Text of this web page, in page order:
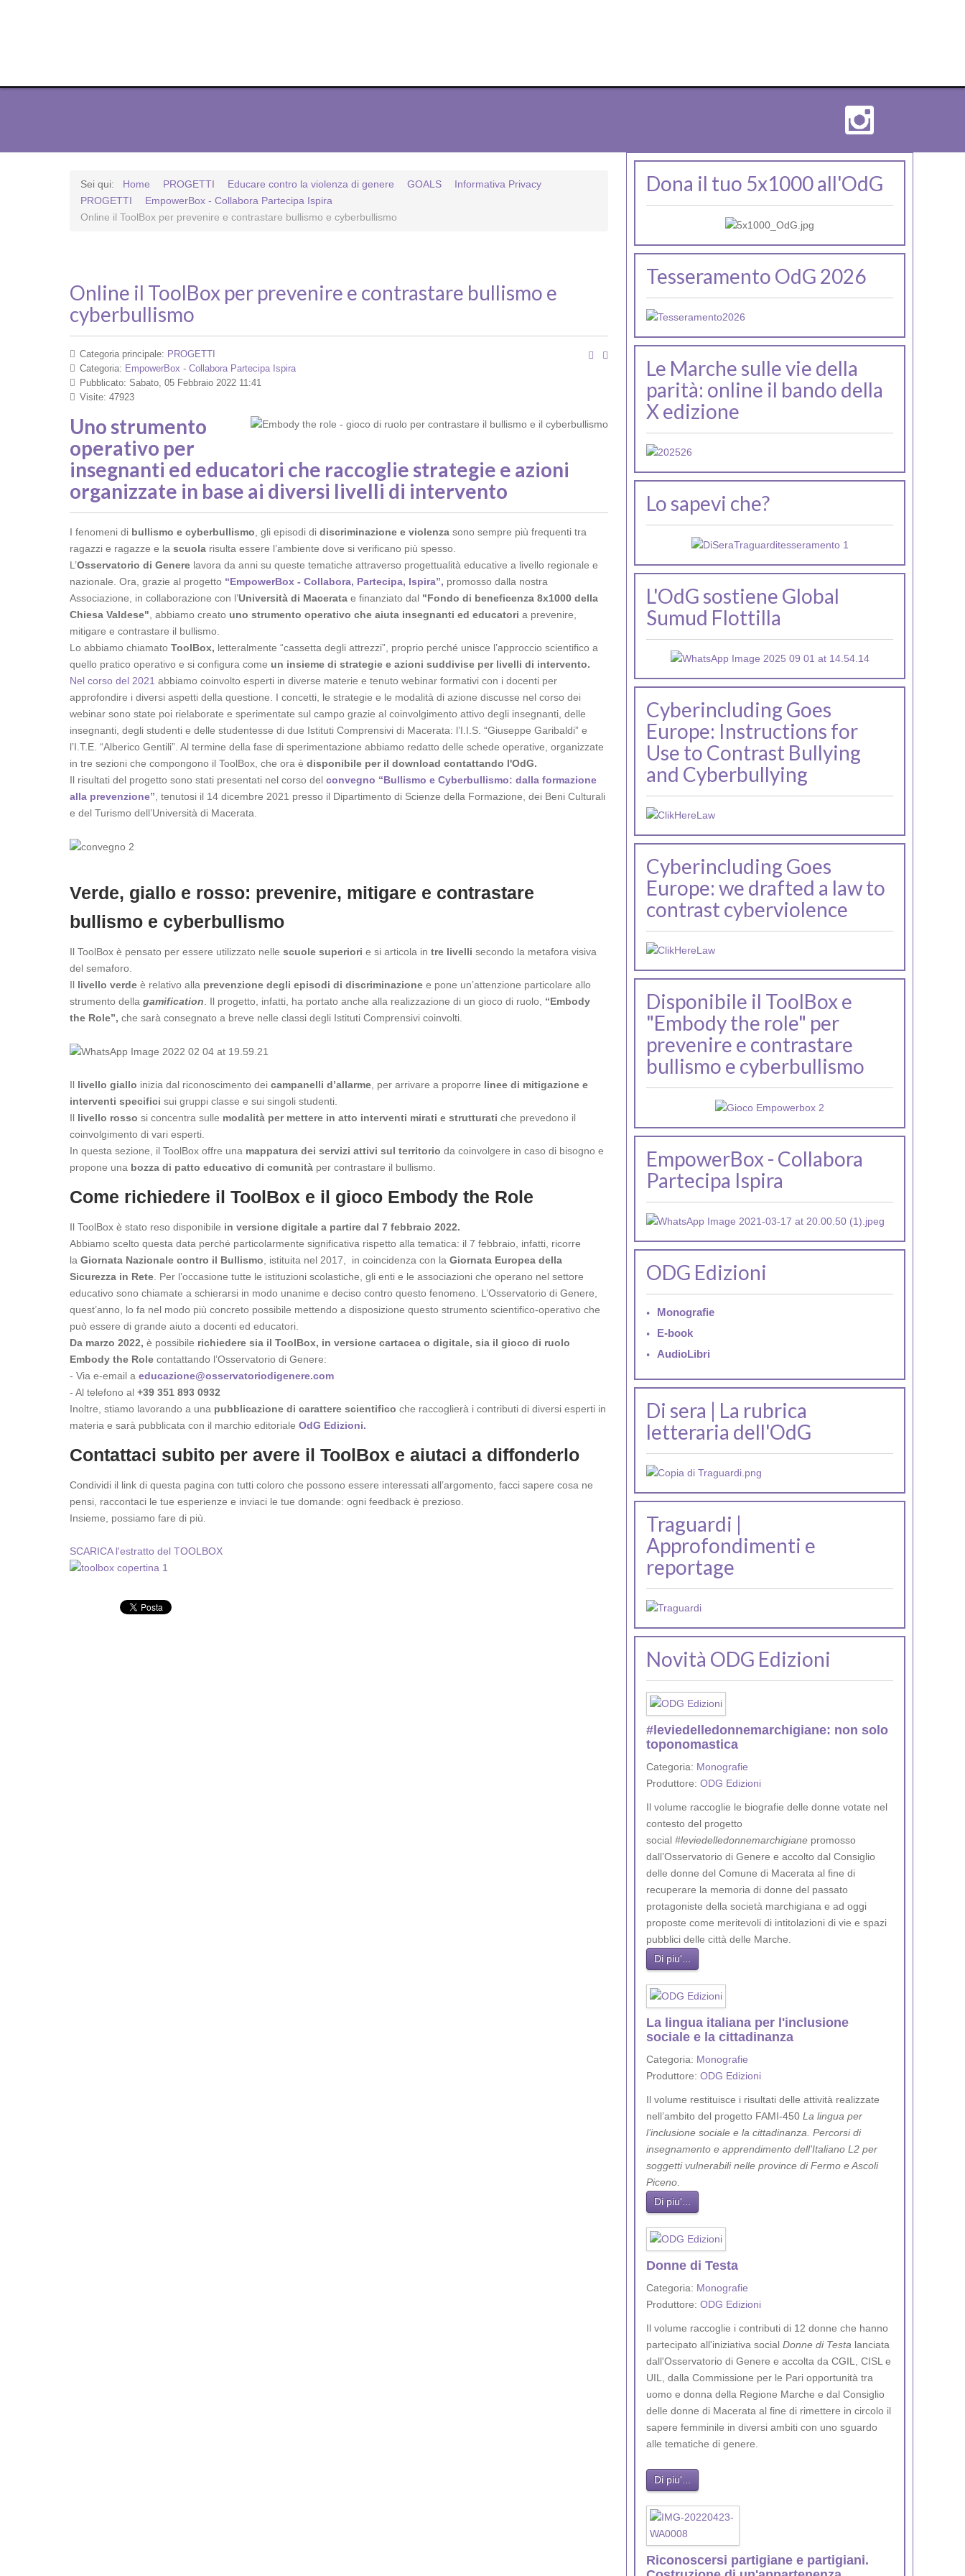
Sei qui: Home PROGETTI Educare contro la violenza di genere GOALS
Informativa Privacy
PROGETTI
EmpowerBox - Collabora Partecipa Ispira
Online il ToolBox per prevenire e contrastare bullismo e cyberbullismo
Online il ToolBox per prevenire e contrastare bullismo e
cyberbullismo
Categoria principale: PROGETTI
Categoria: EmpowerBox - Collabora Partecipa Ispira
Pubblicato: Sabato, 05 Febbraio 2022 11:41
Visite: 47923
Uno strumento
operativo per
insegnanti ed educatori che raccoglie strategie e azioni
organizzate in base ai diversi livelli di intervento
I fenomeni di bullismo e cyberbullismo , gli episodi di discriminazione e violenza sono sempre più frequenti tra
ragazzi e ragazze e la scuola risulta essere l’ambiente dove si verificano più spesso.
L’Osservatorio di Genere lavora da anni su queste tematiche attraverso progettualità educative a livello regionale e
nazionale. Ora, grazie al progetto “EmpowerBox - Collabora, Partecipa, Ispira”, promosso dalla nostra
Associazione, in collaborazione con l’Università di Macerata e finanziato dal "Fondo di beneficenza 8x1000 della
Chiesa Valdese" , abbiamo creato uno strumento operativo che aiuta insegnanti ed educatori a prevenire,
mitigare e contrastare il bullismo.
Lo abbiamo chiamato ToolBox, letteralmente “cassetta degli attrezzi”, proprio perché unisce l’approccio scientifico a
quello pratico operativo e si configura come un insieme di strategie e azioni suddivise per livelli di intervento.
Nel corso del 2021 abbiamo coinvolto esperti in diverse materie e tenuto webinar formativi con i docenti per
approfondire i diversi aspetti della questione. I concetti, le strategie e le modalità di azione discusse nel corso dei
webinar sono state poi rielaborate e sperimentate sul campo grazie al coinvolgimento attivo degli insegnanti, delle
insegnanti, degli studenti e delle studentesse di due Istituti Comprensivi di Macerata: l’I.I.S. “Giuseppe Garibaldi” e
l’I.T.E. “Alberico Gentili”. Al termine della fase di sperimentazione abbiamo redatto delle schede operative, organizzate
in tre sezioni che compongono il ToolBox, che ora è disponibile per il download contattando l'OdG.
Il risultati del progetto sono stati presentati nel corso del convegno “Bullismo e Cyberbullismo: dalla formazione
alla prevenzione” , tenutosi il 14 dicembre 2021 presso il Dipartimento di Scienze della Formazione, dei Beni Culturali
e del Turismo dell’Università di Macerata.
Verde, giallo e rosso: prevenire, mitigare e contrastare
bullismo e cyberbullismo
Il ToolBox è pensato per essere utilizzato nelle scuole superiori e si articola in tre livelli secondo la metafora visiva
del semaforo.
Il livello verde è relativo alla prevenzione degli episodi di discriminazione e pone un’attenzione particolare allo
strumento della gamification . Il progetto, infatti, ha portato anche alla realizzazione di un gioco di ruolo, “Embody
the Role”, che sarà consegnato a breve nelle classi degli Istituti Comprensivi coinvolti.
Il livello giallo inizia dal riconoscimento dei campanelli d’allarme , per arrivare a proporre linee di mitigazione e
interventi specifici sui gruppi classe e sui singoli studenti.
Il livello rosso si concentra sulle modalità per mettere in atto interventi mirati e strutturati che prevedono il
coinvolgimento di vari esperti.
In questa sezione, il ToolBox offre una mappatura dei servizi attivi sul territorio da coinvolgere in caso di bisogno e
propone una bozza di patto educativo di comunità per contrastare il bullismo.
Come richiedere il ToolBox e il gioco Embody the Role
Il ToolBox è stato reso disponibile in versione digitale a partire dal 7 febbraio 2022.
Abbiamo scelto questa data perché particolarmente significativa rispetto alla tematica: il 7 febbraio, infatti, ricorre
la Giornata Nazionale contro il Bullismo , istituita nel 2017, in coincidenza con la Giornata Europea della
Sicurezza in Rete . Per l’occasione tutte le istituzioni scolastiche, gli enti e le associazioni che operano nel settore
educativo sono chiamate a schierarsi in modo unanime e deciso contro questo fenomeno. L’Osservatorio di Genere,
quest’anno, lo fa nel modo più concreto possibile mettendo a disposizione questo strumento scientifico-operativo che
può essere di grande aiuto a docenti ed educatori.
Da marzo 2022, è possibile richiedere sia il ToolBox, in versione cartacea o digitale, sia il gioco di ruolo
Embody the Role contattando l’Osservatorio di Genere:
- Via e-email a educazione@osservatoriodigenere.com
- Al telefono al +39 351 893 0932
Inoltre, stiamo lavorando a una pubblicazione di carattere scientifico che raccoglierà i contributi di diversi esperti in
materia e sarà pubblicata con il marchio editoriale OdG Edizioni.
Contattaci subito per avere il ToolBox e aiutaci a diffonderlo
Condividi il link di questa pagina con tutti coloro che possono essere interessati all’argomento, facci sapere cosa ne
pensi, raccontaci le tue esperienze e inviaci le tue domande: ogni feedback è prezioso.
Insieme, possiamo fare di più.
SCARICA l'estratto del TOOLBOX
Dona il tuo 5x1000 all'OdG
Tesseramento OdG 2026
Le Marche sulle vie della
parità: online il bando della
X edizione
Lo sapevi che?
L'OdG sostiene Global
Sumud Flottilla
Cyberincluding Goes
Europe: Instructions for
Use to Contrast Bullying
and Cyberbullying
Cyberincluding Goes
Europe: we drafted a law to
contrast cyberviolence
Disponibile il ToolBox e
"Embody the role" per
prevenire e contrastare
bullismo e cyberbullismo
EmpowerBox - Collabora
Partecipa Ispira
ODG Edizioni
Monografie
E-book
AudioLibri
Di sera | La rubrica
letteraria dell'OdG
Traguardi |
Approfondimenti e
reportage
Novità ODG Edizioni
#leviedelledonnemarchigiane: non solo
toponomastica
Categoria: Monografie
Produttore: ODG Edizioni
Il volume raccoglie le biografie delle donne votate nel
contesto del progetto
social #leviedelledonnemarchigiane promosso
dall’Osservatorio di Genere e accolto dal Consiglio
delle donne del Comune di Macerata al fine di
recuperare la memoria di donne del passato
protagoniste della società marchigiana e ad oggi
proposte come meritevoli di intitolazioni di vie e spazi
pubblici delle città delle Marche.
Di piu'...
La lingua italiana per l'inclusione
sociale e la cittadinanza
Categoria: Monografie
Produttore: ODG Edizioni
Il volume restituisce i risultati delle attività realizzate
nell’ambito del progetto FAMI-450 La lingua per
l’inclusione sociale e la cittadinanza. Percorsi di
insegnamento e apprendimento dell’Italiano L2 per
soggetti vulnerabili nelle province di Fermo e Ascoli
Piceno
Di piu'...
Donne di Testa
Categoria: Monografie
Produttore: ODG Edizioni
Il volume raccoglie i contributi di 12 donne che hanno
partecipato all'iniziativa social Donne di Testa lanciata
dall'Osservatorio di Genere e accolta da CGIL, CISL e
UIL, dalla Commissione per le Pari opportunità tra
uomo e donna della Regione Marche e dal Consiglio
delle donne di Macerata al fine di rimettere in circolo il
sapere femminile in diversi ambiti con uno sguardo
alle tematiche di genere.
Di piu'...
Riconoscersi partigiane e partigiani.